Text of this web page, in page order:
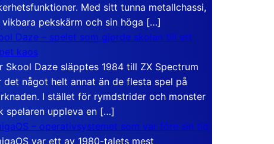
Med sitt tunna metallchassi,
vikbara pekskärm och sin höga […]
Daze – spelet som gjorde skolan till ett
kaos
Skool Daze släpptes 1984 till ZX Spectrum
det något helt annat än de flesta spel på
I stället för rymdstrider och monster
spelaren uppleva en […]
– operativsystemet som var före sin tid
var ett av 1980-talets mest